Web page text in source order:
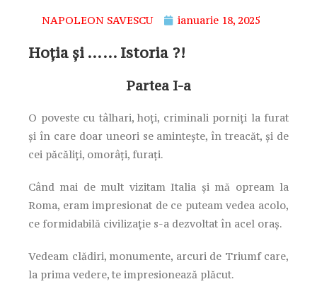
NAPOLEON SAVESCU ianuarie 18, 2025
Hoția și …… Istoria ?!
Partea I-a
O poveste cu tâlhari, hoți, criminali porniți la furat
și în care doar uneori se amintește, în treacăt, și de
cei păcăliți, omorâți, furați.
Când mai de mult vizitam Italia și mă opream la
Roma, eram impresionat de ce puteam vedea acolo,
ce formidabilă civilizație s-a dezvoltat în acel oraș.
Vedeam clădiri, monumente, arcuri de Triumf care,
la prima vedere, te impresionează plăcut.